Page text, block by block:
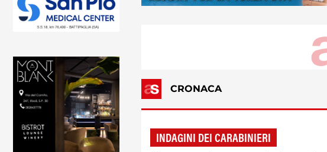
CRONACA
INDAGINI DEI CARABINIERI